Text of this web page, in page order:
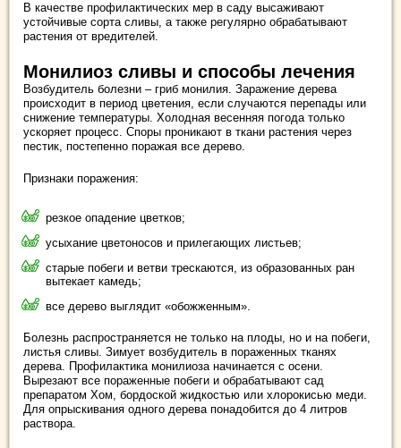
В качестве профилактических мер в саду высаживают
устойчивые сорта сливы, а также регулярно обрабатывают
растения от вредителей.
Монилиоз сливы и способы лечения
Возбудитель болезни – гриб монилия. Заражение дерева
происходит в период цветения, если случаются перепады или
снижение температуры. Холодная весенняя погода только
ускоряет процесс. Споры проникают в ткани растения через
пестик, постепенно поражая все дерево.
Признаки поражения:
резкое опадение цветков;
усыхание цветоносов и прилегающих листьев;
старые побеги и ветви трескаются, из образованных ран
вытекает камедь;
все дерево выглядит «обожженным».
Болезнь распространяется не только на плоды, но и на побеги,
листья сливы. Зимует возбудитель в пораженных тканях
дерева. Профилактика монилиоза начинается с осени.
Вырезают все пораженные побеги и обрабатывают сад
препаратом Хом, бордоской жидкостью или хлорокисью меди.
Для опрыскивания одного дерева понадобится до 4 литров
раствора.